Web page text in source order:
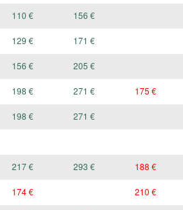
110 € 156 €
129 € 171 €
156 € 205 €
198 € 271 € 175 €
198 € 271 €
217 € 293 € 188 €
174 € 210 €